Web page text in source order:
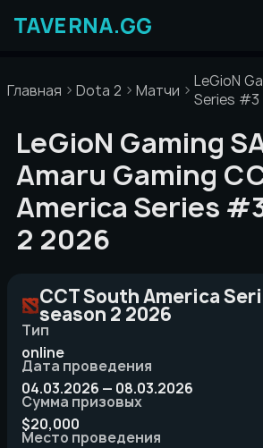
содержимому
Главная Dota 2 Матчи
LeGioN
Series #3
LeGioN Gaming
Amaru Gaming
America Series
2 2026
CCT South America
season 2 2026
Тип
online
Дата проведения
04.03.2026 — 08.03.2026
Сумма призовых
$20,000
Место проведения